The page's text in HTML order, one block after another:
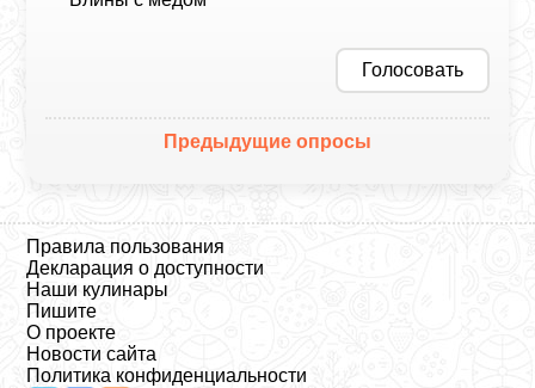
Голосовать
Предыдущие опросы
Правила пользования
Декларация о доступности
Наши кулинары
Пишите
О проекте
Новости сайта
Политика конфиденциальности